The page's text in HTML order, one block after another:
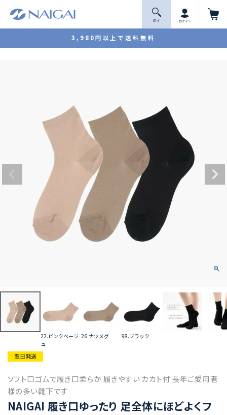
3,980円以上で送料無料
探 す ログイン
22.ピンクベージ
ュ
26.ナツメグ 98.ブラック
翌日発送
ソフト口ゴムで履き口柔らか 履きやすい カカト付 長年ご愛用者
様の多い靴下です
NAIGAI 履き口ゆったり 足全体にほどよくフ